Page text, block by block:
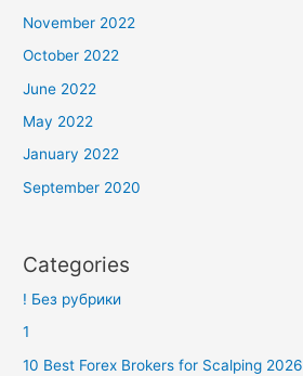
November 2022
October 2022
June 2022
May 2022
January 2022
September 2020
Categories
! Без рубрики
1
10 Best Forex Brokers for Scalping 2026